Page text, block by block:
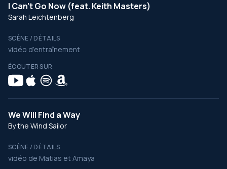
I Can't Go Now (feat. Keith Masters)
Sarah Leichtenberg
SCÈNE / DÉTAILS
vidéo d’entraînement
ÉCOUTER SUR
We Will Find a Way
By the Wind Sailor
SCÈNE / DÉTAILS
vidéo de Matias et Amaya